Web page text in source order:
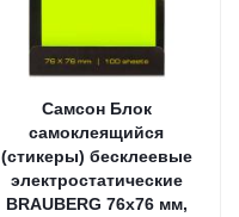
Самсон Блок
самоклеящийся
(стикеры) бесклеевые
электростатические
BRAUBERG 76х76 мм,